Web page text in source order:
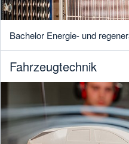
Bachelor Energie- und
Fahrzeugtechnik